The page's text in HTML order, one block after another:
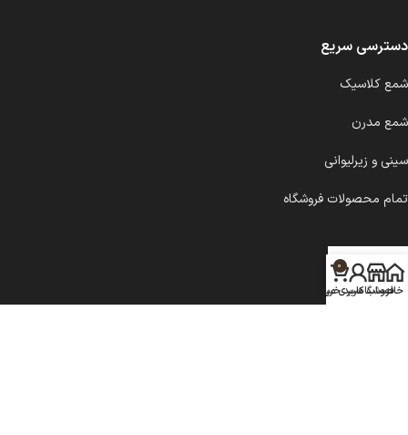
دسترسی سریع
شمع کلاسیک
شمع مدرن
سینی و زیرلیوانی
تمام محصولات فروشگاه
خانهفروشگاه
حساب کاربری من
0
سبد خرید